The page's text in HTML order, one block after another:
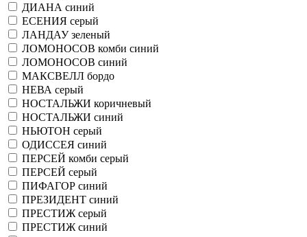
ДИАНА синий
ЕСЕНИЯ серый
ЛАНДАУ зеленый
ЛОМОНОСОВ комби синий
ЛОМОНОСОВ синий
МАКСВЕЛЛ бордо
НЕВА серый
НОСТАЛЬЖИ коричневый
НОСТАЛЬЖИ синий
НЬЮТОН серый
ОДИССЕЯ синий
ПЕРСЕЙ комби серый
ПЕРСЕЙ серый
ПИФАГОР синий
ПРЕЗИДЕНТ синий
ПРЕСТИЖ серый
ПРЕСТИЖ синий